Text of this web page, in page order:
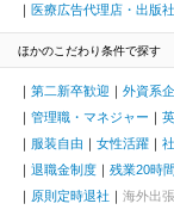
医療広告代理店・出版
ほかのこだわり条件で探す
第二新卒歓迎 外資系
管理職・マネジャー
服装自由
女性活躍
退職金制度
残業20時
原則定時退社
海外出